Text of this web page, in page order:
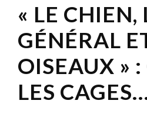
« LE CHIEN,
GÉNÉRAL
OISEAUX »
LES